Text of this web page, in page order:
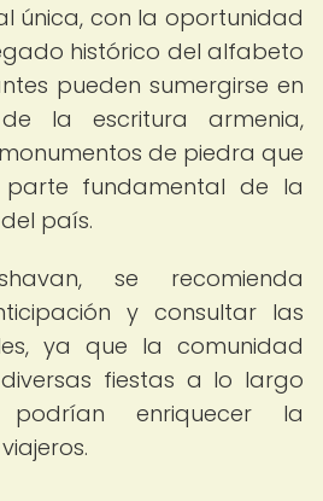
única, con la oportunidad
histórico del alfabeto
pueden sumergirse en
la escritura armenia,
de piedra que
parte fundamental de la
país.
se recomienda
y consultar las
ya que la comunidad
fiestas a lo largo
enriquecer la